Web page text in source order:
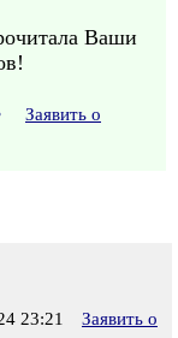
Ваши
Заявить о
23:21
Заявить о